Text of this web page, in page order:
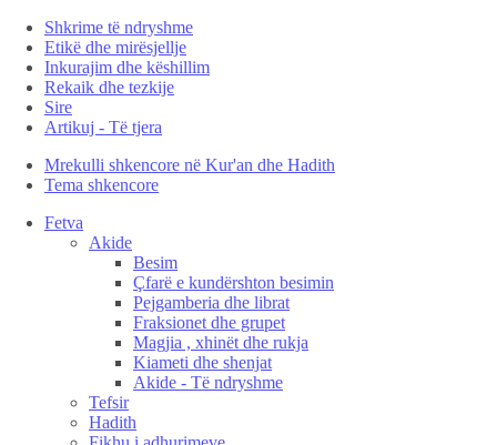
Shkrime të ndryshme
Etikë dhe mirësjellje
Inkurajim dhe këshillim
Rekaik dhe tezkije
Sire
Artikuj - Të tjera
Mrekulli shkencore në Kur'an dhe Hadith
Tema shkencore
Fetva
Akide
Besim
Çfarë e kundërshton besimin
Pejgamberia dhe librat
Fraksionet dhe grupet
Magjia , xhinët dhe rukja
Kiameti dhe shenjat
Akide - Të ndryshme
Tefsir
Hadith